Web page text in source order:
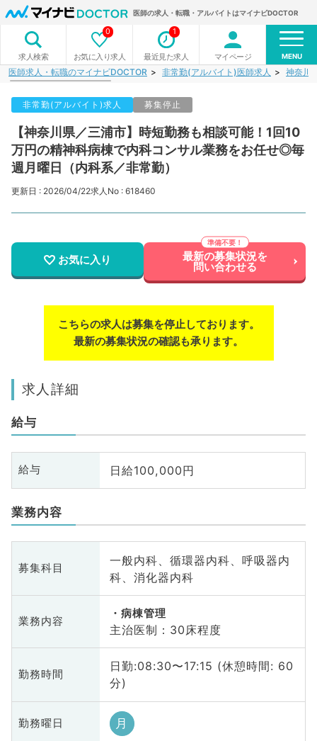
医師の求人・転職・アルバイトはマイナビDOCTOR
求人検索 お気に入り求人
0
最近見た求人
1
マイページ MENU
医師求人・転職のマイナビDOCTOR 非常勤(アルバイト)医師求人 神奈川
非常勤(アルバイト)求人 募集停止
【神奈川県／三浦市】時短勤務も相談可能！1回10
万円の精神科病棟で内科コンサル業務をお任せ◎毎
週月曜日（内科系／非常勤）
更新日 : 2026/04/22求人No : 618460
お気に入り 最新の募集状況を
問い合わせる
こちらの求人は募集を停止しております。
最新の募集状況の確認も承ります。
求人詳細
給与
給与 日給100,000円
業務内容
募集科目
一般内科、循環器内科、呼吸器内
科、消化器内科
業務内容
病棟管理
主治医制：30床程度
勤務時間
日勤:08:30〜17:15 (休憩時間: 60
分)
勤務曜日 月